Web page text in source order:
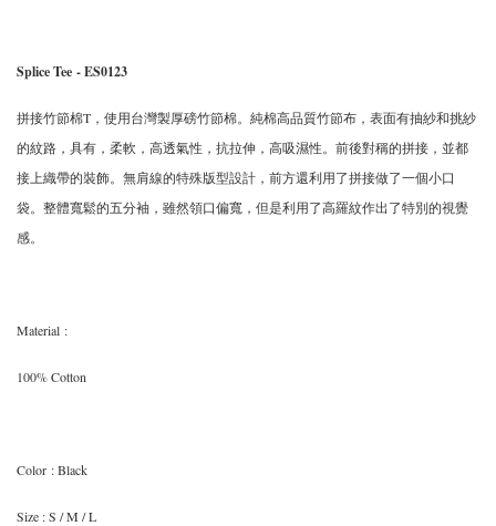
Splice Tee - ES0123
拼接竹節棉T，使用台灣製厚磅竹節棉。純棉高品質竹節布，表面有抽紗和挑紗
的紋路，具有，柔軟，高透氣性，抗拉伸，高吸濕性。前後對稱的拼接，並都
接上織帶的裝飾。無肩線的特殊版型設計，前方還利用了拼接做了一個小口
袋。整體寬鬆的五分袖，雖然領口偏寬，但是利用了高羅紋作出了特別的視覺
感。
Material :
100% Cotton
Color : Black
Size : S / M / L